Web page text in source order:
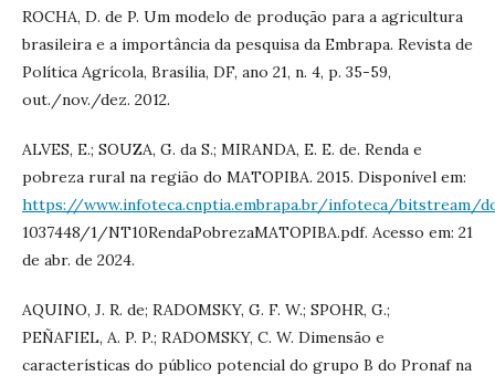
ROCHA, D. de P. Um modelo de produção para a agricultura
brasileira e a importância da pesquisa da Embrapa. Revista de
Política Agrícola, Brasília, DF, ano 21, n. 4, p. 35-59,
out./nov./dez. 2012.
ALVES, E.; SOUZA, G. da S.; MIRANDA, E. E. de. Renda e
pobreza rural na região do MATOPIBA. 2015. Disponível em:
https://www.infoteca.cnptia.embrapa.br/infoteca/bitstream/
1037448/1/NT10RendaPobrezaMATOPIBA.pdf. Acesso em: 21
de abr. de 2024.
AQUINO, J. R. de; RADOMSKY, G. F. W.; SPOHR, G.;
PEÑAFIEL, A. P. P.; RADOMSKY, C. W. Dimensão e
características do público potencial do grupo B do Pronaf na